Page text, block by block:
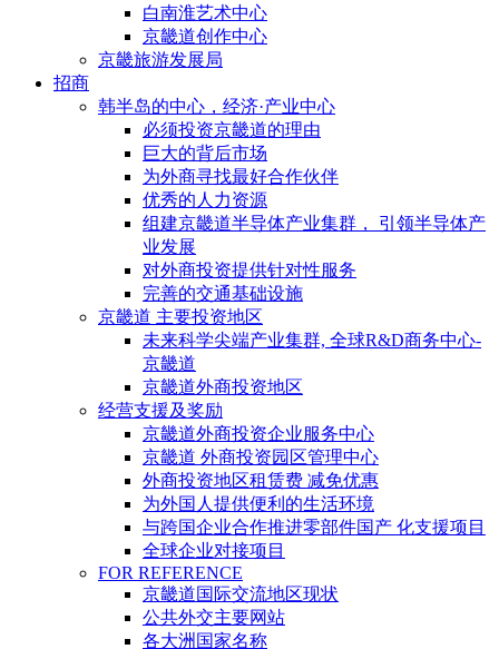
白南淮艺术中心
京畿道创作中心
京畿旅游发展局
招商
韩半岛的中心，经济·产业中心
必须投资京畿道的理由
巨大的背后市场
为外商寻找最好合作伙伴
优秀的人力资源
组建京畿道半导体产业集群， 引领半导体产
业发展
对外商投资提供针对性服务
完善的交通基础设施
京畿道 主要投资地区
未来科学尖端产业集群, 全球R&D商务中心-
京畿道
京畿道外商投资地区
经营支援及奖励
京畿道外商投资企业服务中心
京畿道 外商投资园区管理中心
外商投资地区租赁费 减免优惠
为外国人提供便利的生活环境
与跨国企业合作推进零部件国产 化支援项目
全球企业对接项目
FOR REFERENCE
京畿道国际交流地区现状
公共外交主要网站
各大洲国家名称